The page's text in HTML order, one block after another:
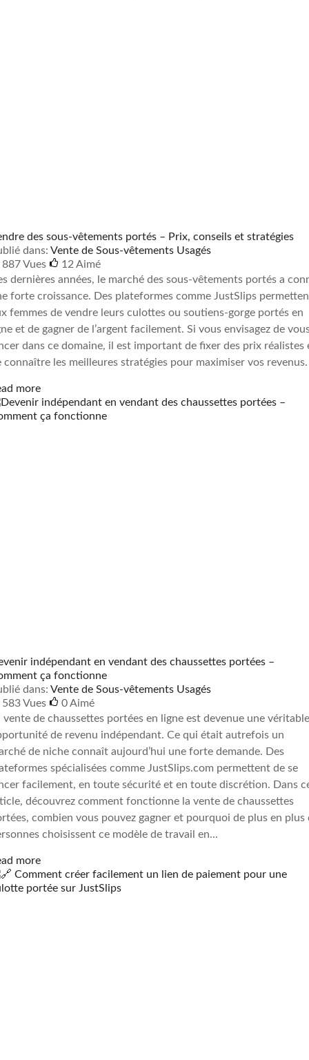
des sous-vêtements portés – Prix, conseils et stratégies
dans: Vente de Sous-vêtements Usagés
887 Vues
12 Aimé
dernières années, le marché des sous-vêtements portés a
forte croissance. Des plateformes comme JustSlips
femmes de vendre leurs culottes ou soutiens-gorge portés en
et de gagner de l’argent facilement. Si vous envisagez de
dans ce domaine, il est important de fixer des prix réalistes
connaître les meilleures stratégies pour maximiser vos revenus.
more
indépendant en vendant des chaussettes portées –
ça fonctionne
dans: Vente de Sous-vêtements Usagés
583 Vues
0Aimé
vente de chaussettes portées en ligne est devenue une véritable
de revenu indépendant. Ce qui était autrefois un
de niche connaît aujourd’hui une forte demande. Des
spécialisées comme JustSlips.com permettent de se
facilement, en toute sécurité et en toute discrétion. Dans
découvrez comment fonctionne la vente de chaussettes
combien vous pouvez gagner et pourquoi de plus en plus
choisissent ce modèle de travail en...
more